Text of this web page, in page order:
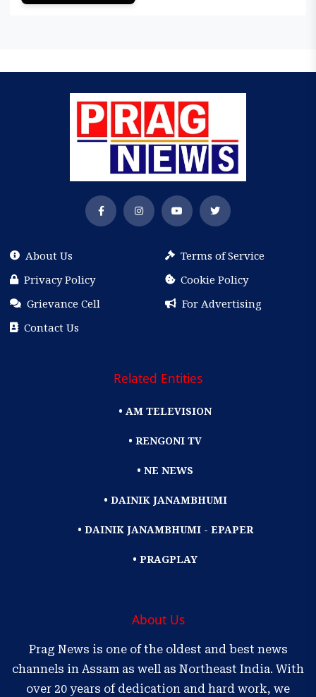
About Us
Terms of Service
Privacy Policy
Cookie Policy
Grievance Cell
For Advertising
Contact Us
Related Entities
• AM TELEVISION
• RENGONI TV
• NE NEWS
• DAINIK JANAMBHUMI
• DAINIK JANAMBHUMI - EPAPER
• PRAGPLAY
About Us
Prag News is one of the oldest and best news
channels in Assam as well as Northeast India. With
over 20 years of dedication and hard work, we